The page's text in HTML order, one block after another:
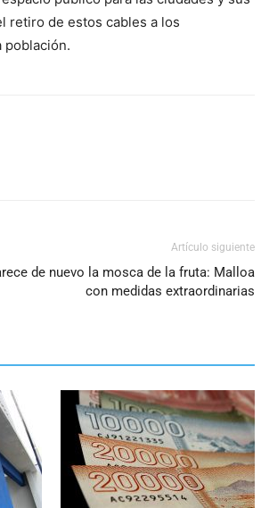
retiro de estos cables a los
población.
Artículo siguiente
de nuevo la mosca de la fruta: Malloa
con medidas extraordinarias